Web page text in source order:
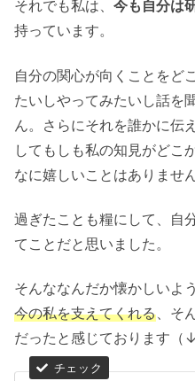
それでも私は、 今も自分は
持っています。
自分の関心が向くことをど
たいしやってみたいし話を
ん。さらにそれを誰かに伝
してもしも私の知見がどこ
なに嬉しいことはありませ
過ぎたことも糧にして、自
てことだと思いました。
そんななんだか懐かしいよ
今の私を支えてくれる、そ
だったと感じております（↓